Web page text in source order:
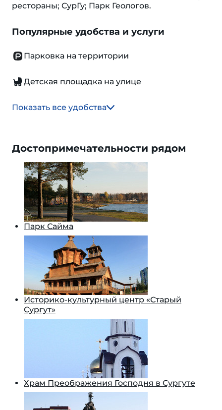
рестораны; СурГу; Парк Геологов.
Популярные удобства и услуги
Парковка на территории
Детская площадка на улице
Показать все удобства
Достопримечательности рядом
Парк Сайма
Историко-культурный центр «Старый
Сургут»
Храм Преображения Господня в Сургуте